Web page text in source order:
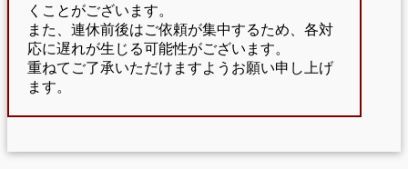
くことがございます。
また、連休前後はご依頼が集中するため、各対
応に遅れが生じる可能性がございます。
重ねてご了承いただけますようお願い申し上げ
ます。